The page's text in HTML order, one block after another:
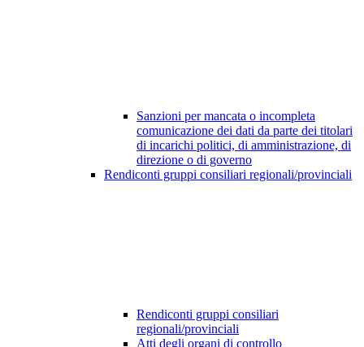
Sanzioni per mancata o incompleta
comunicazione dei dati da parte dei titolari
di incarichi politici, di amministrazione, di
direzione o di governo
Rendiconti gruppi consiliari regionali/provinciali
Rendiconti gruppi consiliari
regionali/provinciali
Atti degli organi di controllo